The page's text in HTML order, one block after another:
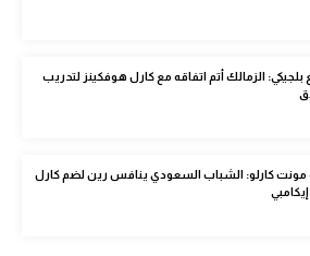
بلجيكي: الزمالك أتم اتفاقه مع كارل هوفكينز لتدريب
مونت كارلو: الشباب السعودي ينافس رين لضم كارل